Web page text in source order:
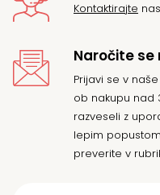
Kontaktirajte
Naročite
Prijavi se v
ob nakupu nad
razveseli z
lepim
preverite v